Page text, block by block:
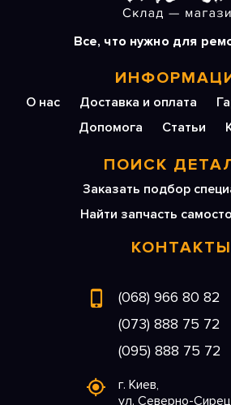
Все, что нужно для
О нас Доставка и оплата
Допомога
Статьи
ПОИСК
Заказать подбор
Найти запчасть
КОНТАКТЫ
(068) 966 80 82
(073) 888 75 72
(095) 888 75 72
г. Киев,
ул. Северно-